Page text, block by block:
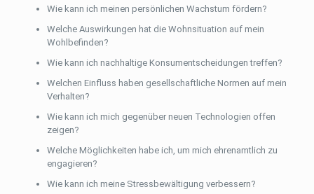
Wie kann ich meinen persönlichen Wachstum fördern?
Welche Auswirkungen hat die Wohnsituation auf mein
Wohlbefinden?
Wie kann ich nachhaltige Konsumentscheidungen treffen?
Welchen Einfluss haben gesellschaftliche Normen auf mein
Verhalten?
Wie kann ich mich gegenüber neuen Technologien offen
zeigen?
Welche Möglichkeiten habe ich, um mich ehrenamtlich zu
engagieren?
Wie kann ich meine Stressbewältigung verbessern?